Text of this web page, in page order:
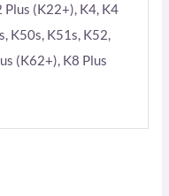
Plus (K22+), K4, K4
K50s, K51s, K52,
(K62+), K8 Plus